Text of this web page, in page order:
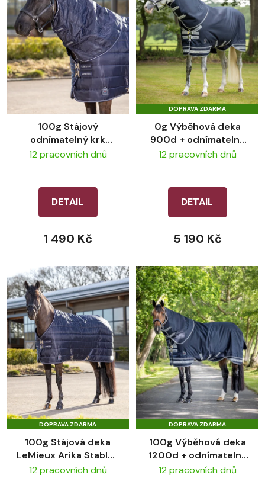
100g Stájový
odnímatelný krk
LeMieux Arika Stable-
12 pracovních dnů
DETAIL
1 490 Kč
DOPRAVA ZDARMA
0g Výběhová deka
900d + odnímatelný
krk LeMieux Arika
12 pracovních dnů
DETAIL
5 190 Kč
DOPRAVA ZDARMA
100g Stájová deka
LeMieux Arika Stable-
Tek
12 pracovních dnů
DOPRAVA ZDARMA
100g Výběhová deka
1200d + odnímatelný
krk LeMieux Arika
12 pracovních dnů